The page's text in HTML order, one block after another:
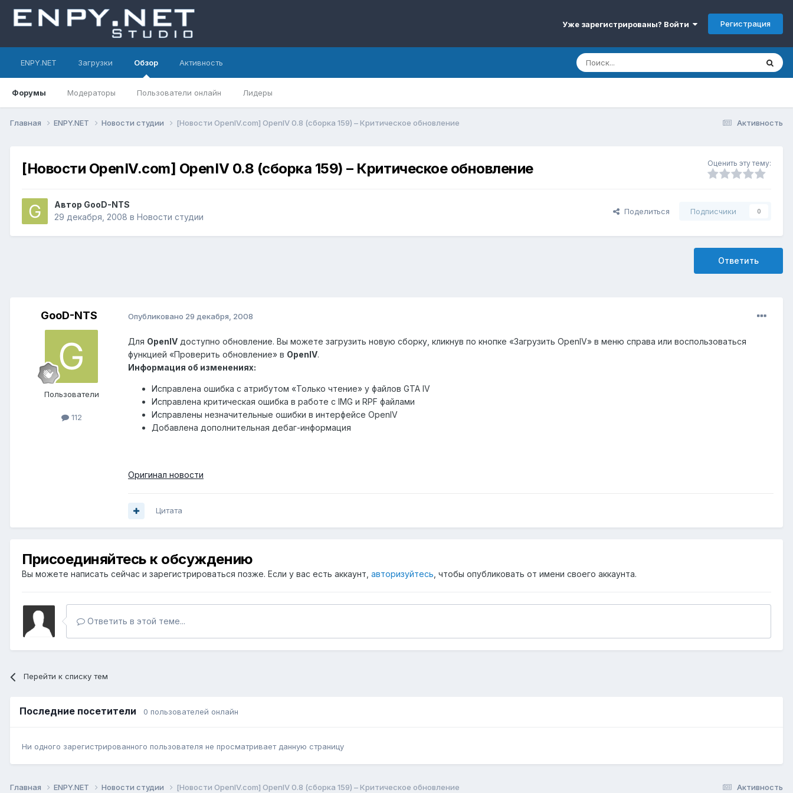
Уже зарегистрированы? Войти Регистрация
ENPY.NET Загрузки Обзор
Форумы Модераторы Пользователи онлайн Лидеры
Активность
Активность
Главная ENPY.NET Новости студии [Новости OpenIV.com] OpenIV 0.8 (сборка 159) – Критическое обновление
[Новости OpenIV.com] OpenIV 0.8 (сборка 159) – Критическое обновление Оценить эту тему:
Автор GooD-NTS
29 декабря, 2008 в Новости студии
Поделиться Подписчики 0
Ответить
GooD-NTS
Пользователи
112
Опубликовано 29 декабря, 2008
Для OpenIV доступно обновление. Вы можете загрузить новую сборку, кликнув по кнопке «Загрузить OpenIV» в меню справа или воспользоваться
функцией «Проверить обновление» в OpenIV.
Информация об изменениях:
Исправлена ошибка с атрибутом «Только чтение» у файлов GTA IV
Исправлена критическая ошибка в работе с IMG и RPF файлами
Исправлены незначительные ошибки в интерфейсе OpenIV
Добавлена дополнительная дебаг-информация
Оригинал новости
Цитата
Присоединяйтесь к обсуждению
Вы можете написать сейчас и зарегистрироваться позже. Если у вас есть аккаунт, авторизуйтесь , чтобы опубликовать от имени своего аккаунта.
Ответить в этой теме...
Перейти к списку тем
Последние посетители 0 пользователей онлайн
Ни одного зарегистрированного пользователя не просматривает данную страницу
Активность
Главная ENPY.NET Новости студии [Новости OpenIV.com] OpenIV 0.8 (сборка 159) – Критическое обновление